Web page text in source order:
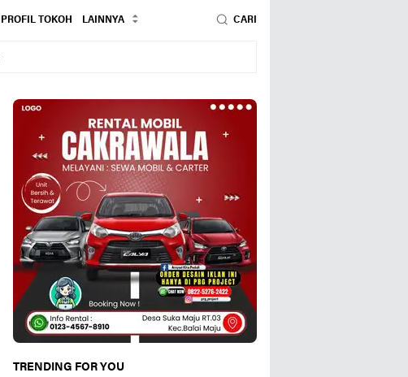
PROFIL TOKOH LAINNYA CARI
TRENDING FOR YOU